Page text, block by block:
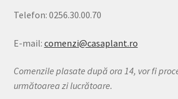
Telefon: 0256.30.00.70
E-mail: comenzi@casaplant.ro
Comenzile plasate după ora 14, vor fi
următoarea zi lucrătoare.